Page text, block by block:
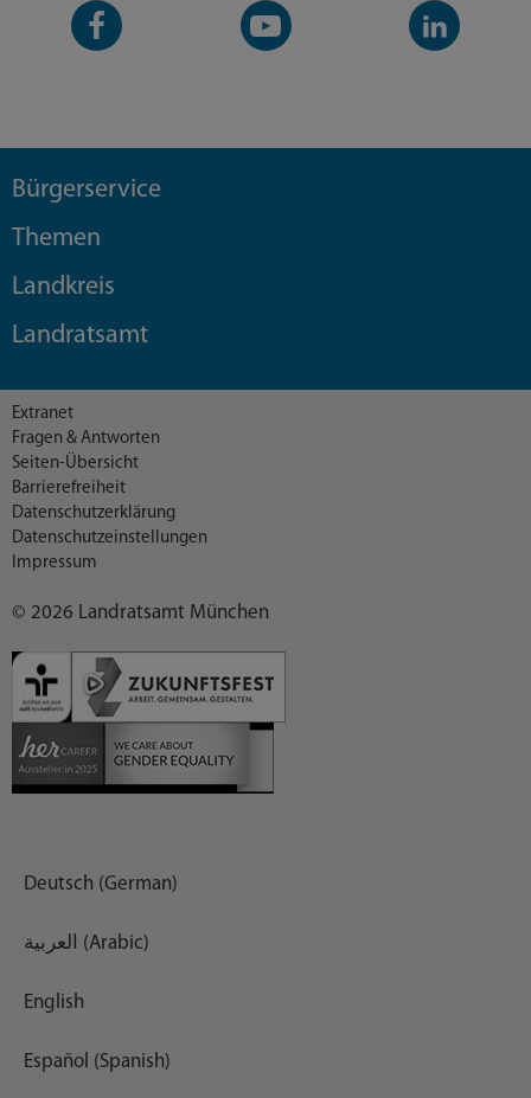
Facebook-
Seite
YouTube-
Kanal
LinkedIn-
Kanal
Bürgerservice
Themen
Landkreis
Landratsamt
© 2026 Landratsamt München
Extranet
Fragen & Antworten
Seiten-Übersicht
Barrierefreiheit
Datenschutzerklärung
Datenschutzeinstellungen
Impressum
Deutsch (German)
العربية (Arabic)
English
Español (Spanish)